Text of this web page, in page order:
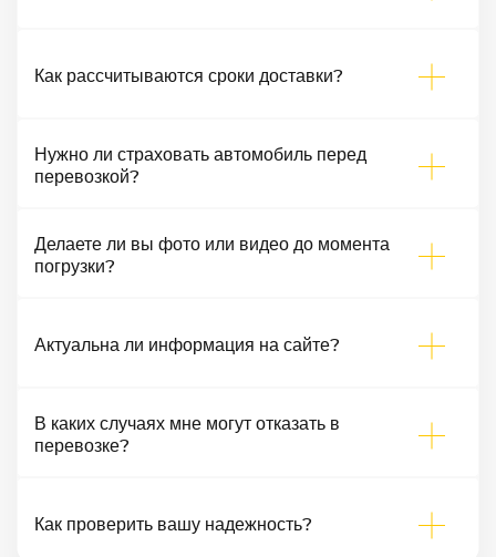
Как рассчитываются сроки доставки?
Нужно ли страховать автомобиль перед
перевозкой?
Делаете ли вы фото или видео до момента
погрузки?
Актуальна ли информация на сайте?
В каких случаях мне могут отказать в
перевозке?
Как проверить вашу надежность?